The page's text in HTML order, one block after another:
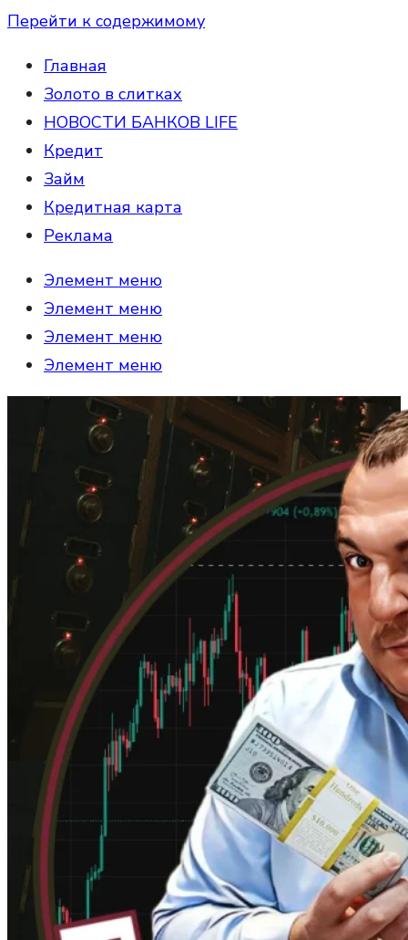
Перейти к содержимому
Главная
Золото в слитках
НОВОСТИ БАНКОВ LIFE
Кредит
Займ
Кредитная карта
Реклама
Элемент меню
Элемент меню
Элемент меню
Элемент меню